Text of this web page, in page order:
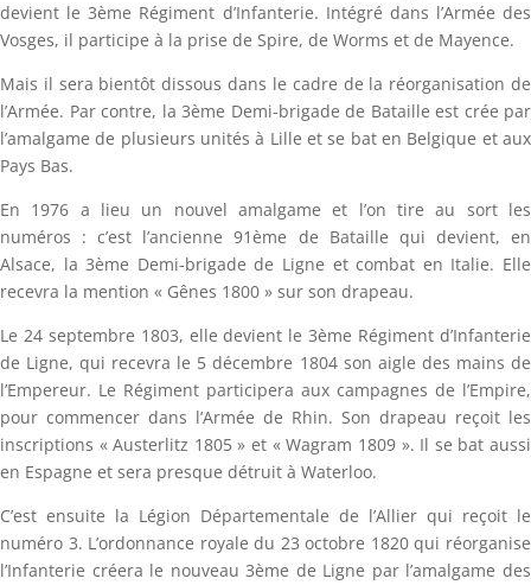
devient le 3ème Régiment d’Infanterie. Intégré dans l’Armée des
Vosges, il participe à la prise de Spire, de Worms et de Mayence.
Mais il sera bientôt dissous dans le cadre de la réorganisation de
l’Armée. Par contre, la 3ème Demi-brigade de Bataille est crée par
l’amalgame de plusieurs unités à Lille et se bat en Belgique et aux
Pays Bas.
En 1976 a lieu un nouvel amalgame et l’on tire au sort les
numéros : c’est l’ancienne 91ème de Bataille qui devient, en
Alsace, la 3ème Demi-brigade de Ligne et combat en Italie. Elle
recevra la mention « Gênes 1800 » sur son drapeau.
Le 24 septembre 1803, elle devient le 3ème Régiment d’Infanterie
de Ligne, qui recevra le 5 décembre 1804 son aigle des mains de
l’Empereur. Le Régiment participera aux campagnes de l’Empire,
pour commencer dans l’Armée de Rhin. Son drapeau reçoit les
inscriptions « Austerlitz 1805 » et « Wagram 1809 ». Il se bat aussi
en Espagne et sera presque détruit à Waterloo.
C’est ensuite la Légion Départementale de l’Allier qui reçoit le
numéro 3. L’ordonnance royale du 23 octobre 1820 qui réorganise
l’Infanterie créera le nouveau 3ème de Ligne par l’amalgame des